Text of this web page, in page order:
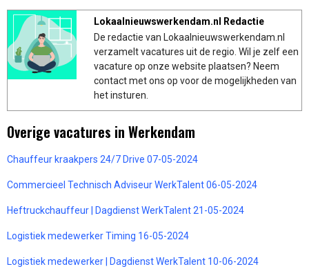
Lokaalnieuwswerkendam.nl Redactie
De redactie van Lokaalnieuwswerkendam.nl
verzamelt vacatures uit de regio. Wil je zelf een
vacature op onze website plaatsen? Neem
contact met ons op voor de mogelijkheden van
het insturen.
Overige vacatures in Werkendam
Chauffeur kraakpers 24/7 Drive 07-05-2024
Commercieel Technisch Adviseur WerkTalent 06-05-2024
Heftruckchauffeur | Dagdienst WerkTalent 21-05-2024
Logistiek medewerker Timing 16-05-2024
Logistiek medewerker | Dagdienst WerkTalent 10-06-2024